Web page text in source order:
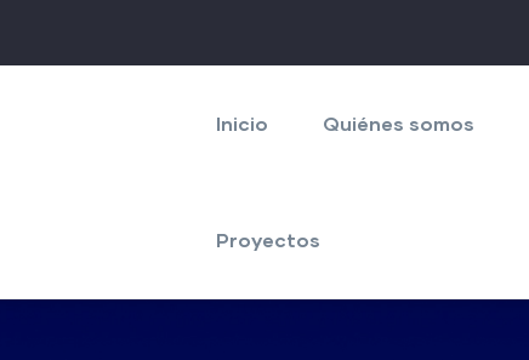
principal
Inicio Quiénes somos
Proyectos